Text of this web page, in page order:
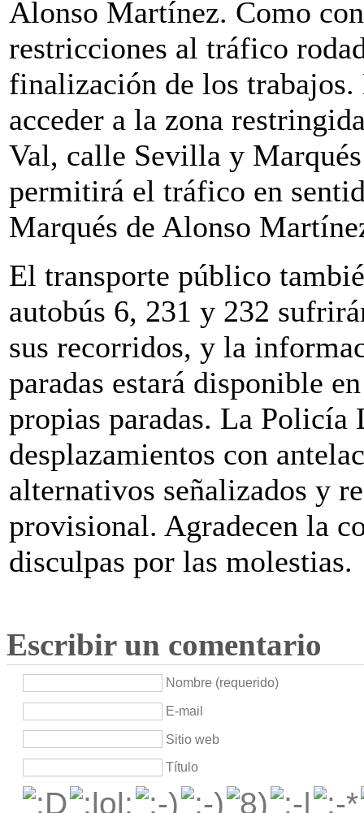
Alonso Martínez. Como
restricciones al tráfico
finalización de los
acceder a la zona
Val, calle Sevilla y
permitirá el tráfico en
Marqués de Alonso
El transporte público
autobús 6, 231 y 232
sus recorridos, y la
paradas estará disponible
propias paradas. La
desplazamientos con
alternativos señalizados y
provisional. Agradecen la
disculpas por las molestias.
Escribir un comentario
Nombre (requerido)
E-mail
Sitio web
Título